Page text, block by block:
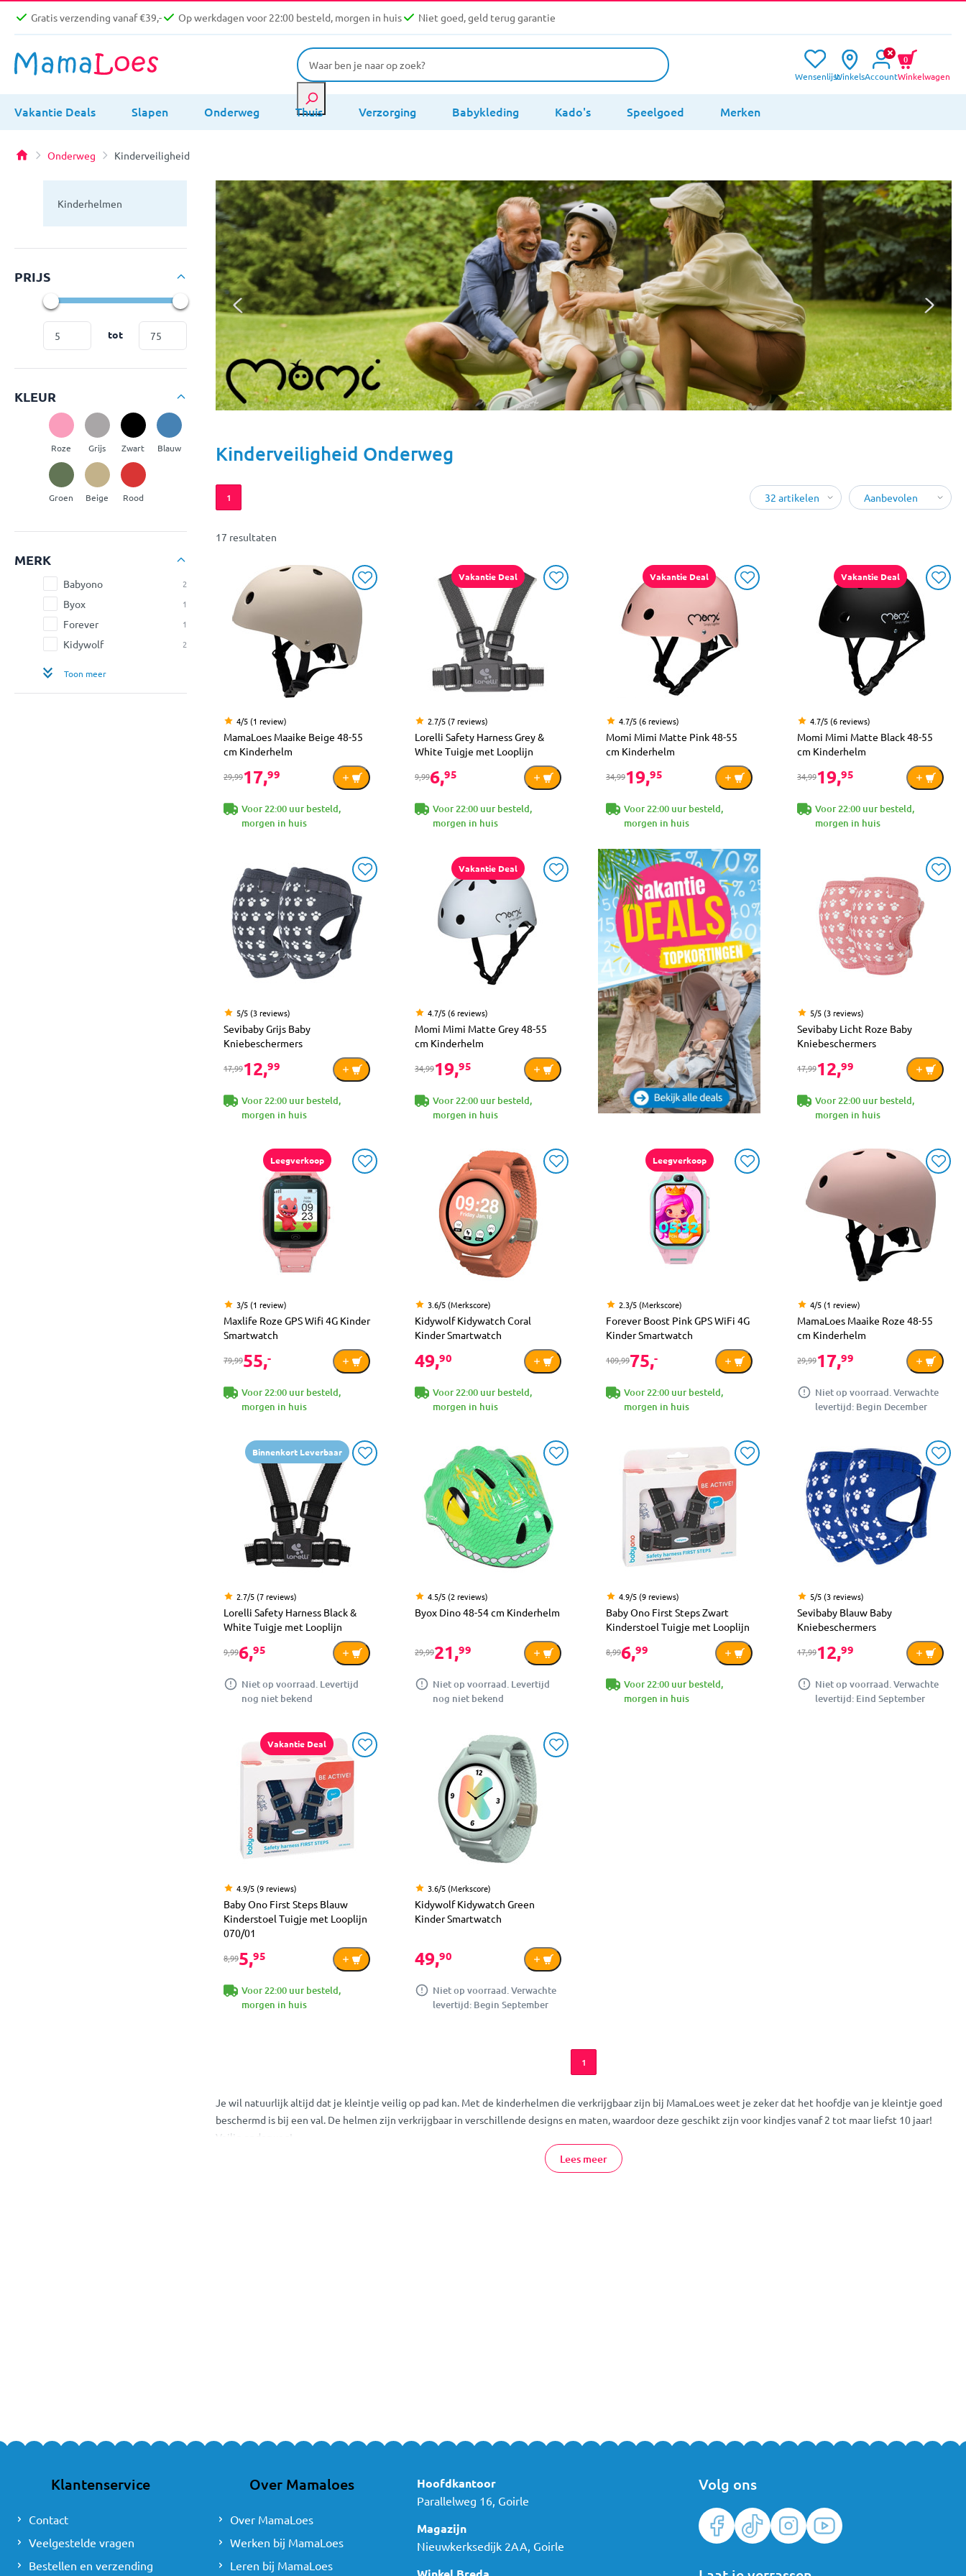
Gratis verzending vanaf €39,- Op werkdagen voor 22:00 besteld, morgen in huis Niet goed, geld terug garantie
WensenlijstWinkelsAccountWinkelwagen
0
Vakantie Deals Slapen Onderweg Thuis Verzorging Babykleding Kado's Speelgoed Merken
Onderweg Kinderveiligheid
Kinderhelmen
PRIJS
tot
KLEUR
Roze Grijs Zwart Blauw
Groen Beige Rood
MERK
Babyono 2
Byox 1
Forever 1
Kidywolf 2
Toon meer
Kinderveiligheid Onderweg
1
17 resultaten
4/5 (1 review)
MamaLoes Maaike Beige 48-55
cm Kinderhelm
29,9917,99
Voor 22:00 uur besteld,
morgen in huis
Vakantie Deal
2.7/5 (7 reviews)
Lorelli Safety Harness Grey &
White Tuigje met Looplijn
9,996,95
Voor 22:00 uur besteld,
morgen in huis
Vakantie Deal
4.7/5 (6 reviews)
Momi Mimi Matte Pink 48-55
cm Kinderhelm
34,9919,95
Voor 22:00 uur besteld,
morgen in huis
Vakantie Deal
4.7/5 (6 reviews)
Momi Mimi Matte Black 48-55
cm Kinderhelm
34,9919,95
Voor 22:00 uur besteld,
morgen in huis
5/5 (3 reviews)
Sevibaby Grijs Baby
Kniebeschermers
17,9912,99
Voor 22:00 uur besteld,
morgen in huis
Vakantie Deal
4.7/5 (6 reviews)
Momi Mimi Matte Grey 48-55
cm Kinderhelm
34,9919,95
Voor 22:00 uur besteld,
morgen in huis
5/5 (3 reviews)
Sevibaby Licht Roze Baby
Kniebeschermers
17,9912,99
Voor 22:00 uur besteld,
morgen in huis
Leegverkoop
3/5 (1 review)
Maxlife Roze GPS Wifi 4G Kinder
Smartwatch
79,9955,-
Voor 22:00 uur besteld,
morgen in huis
3.6/5 (Merkscore)
Kidywolf Kidywatch Coral
Kinder Smartwatch
49,90
Voor 22:00 uur besteld,
morgen in huis
Leegverkoop
2.3/5 (Merkscore)
Forever Boost Pink GPS WiFi 4G
Kinder Smartwatch
109,9975,-
Voor 22:00 uur besteld,
morgen in huis
4/5 (1 review)
MamaLoes Maaike Roze 48-55
cm Kinderhelm
29,9917,99
Niet op voorraad. Verwachte
levertijd: Begin December
Binnenkort Leverbaar
2.7/5 (7 reviews)
Lorelli Safety Harness Black &
White Tuigje met Looplijn
9,996,95
Niet op voorraad. Levertijd
nog niet bekend
4.5/5 (2 reviews)
Byox Dino 48-54 cm Kinderhelm
29,9921,99
Niet op voorraad. Levertijd
nog niet bekend
4.9/5 (9 reviews)
Baby Ono First Steps Zwart
Kinderstoel Tuigje met Looplijn
8,996,99
Voor 22:00 uur besteld,
morgen in huis
5/5 (3 reviews)
Sevibaby Blauw Baby
Kniebeschermers
17,9912,99
Niet op voorraad. Verwachte
levertijd: Eind September
Vakantie Deal
4.9/5 (9 reviews)
Baby Ono First Steps Blauw
Kinderstoel Tuigje met Looplijn
070/01
8,995,95
Voor 22:00 uur besteld,
morgen in huis
3.6/5 (Merkscore)
Kidywolf Kidywatch Green
Kinder Smartwatch
49,90
Niet op voorraad. Verwachte
levertijd: Begin September
1
Je wil natuurlijk altijd dat je kleintje veilig op pad kan. Met de kinderhelmen die verkrijgbaar zijn bij MamaLoes weet je zeker dat het hoofdje van je kleintje goed
beschermd is bij een val. De helmen zijn verkrijgbaar in verschillende designs en maten, waardoor deze geschikt zijn voor kindjes vanaf 2 tot maar liefst 10 jaar!
Veilig onderweg!
Lees meer
Klantenservice
Contact
Veelgestelde vragen
Bestellen en verzending
Over Mamaloes
Over MamaLoes
Werken bij MamaLoes
Leren bij MamaLoes
Hoofdkantoor
Parallelweg 16, Goirle
Magazijn
Nieuwkerksedijk 2AA, Goirle
Volg ons